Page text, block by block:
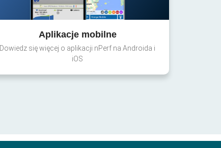
Aplikacje mobilne
Dowiedz się więcej o aplikacji nPerf na Androida i
iOS